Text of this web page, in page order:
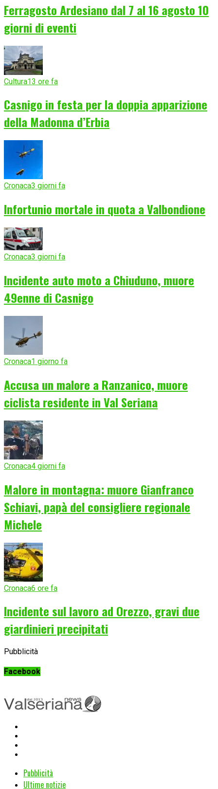
Ferragosto Ardesiano dal 7 al 16 agosto 10
giorni di eventi
Cultura13 ore fa
Casnigo in festa per la doppia apparizione
della Madonna d’Erbia
Cronaca3 giorni fa
Infortunio mortale in quota a Valbondione
Cronaca3 giorni fa
Incidente auto moto a Chiuduno, muore
49enne di Casnigo
Cronaca1 giorno fa
Accusa un malore a Ranzanico, muore
ciclista residente in Val Seriana
Cronaca4 giorni fa
Malore in montagna: muore Gianfranco
Schiavi, papà del consigliere regionale
Michele
Cronaca6 ore fa
Incidente sul lavoro ad Orezzo, gravi due
giardinieri precipitati
Pubblicità
Facebook
Pubblicità
Ultime notizie